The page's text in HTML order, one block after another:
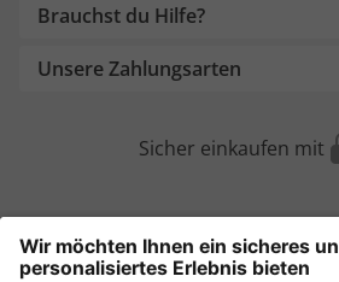
Brauchst du Hilfe?
Unsere Zahlungsarten
Sicher einkaufen mit
Weitere Onlineshops